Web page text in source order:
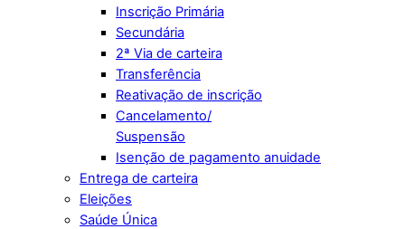
Inscrição Primária
Secundária
2ª Via de carteira
Transferência
Reativação de inscrição
Cancelamento/
Suspensão
Isenção de pagamento anuidade
Entrega de carteira
Eleições
Saúde Única